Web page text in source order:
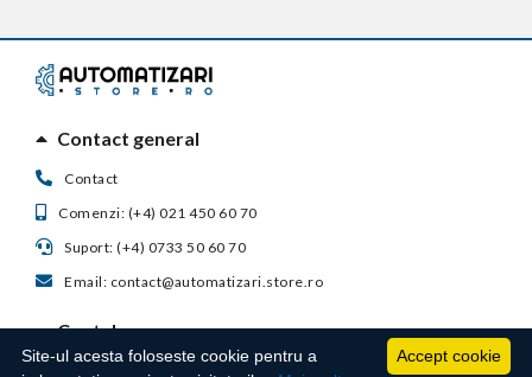
Contact general
Contact
Comenzi: (+4) 021 450 60 70
Suport: (+4) 0733 50 60 70
Email: contact@automatizari.store.ro
Contul meu
Accept cookie
Site-ul acesta foloseste cookie pentru a